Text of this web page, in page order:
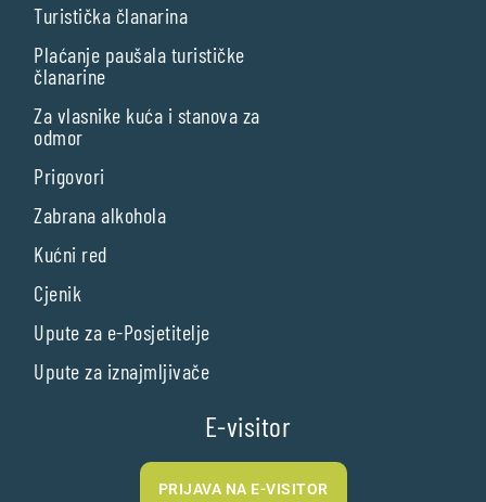
Turistička članarina
Plaćanje paušala turističke
članarine
Za vlasnike kuća i stanova za
odmor
Prigovori
Zabrana alkohola
Kućni red
Cjenik
Upute za e-Posjetitelje
Upute za iznajmljivače
E-visitor
PRIJAVA NA E-VISITOR